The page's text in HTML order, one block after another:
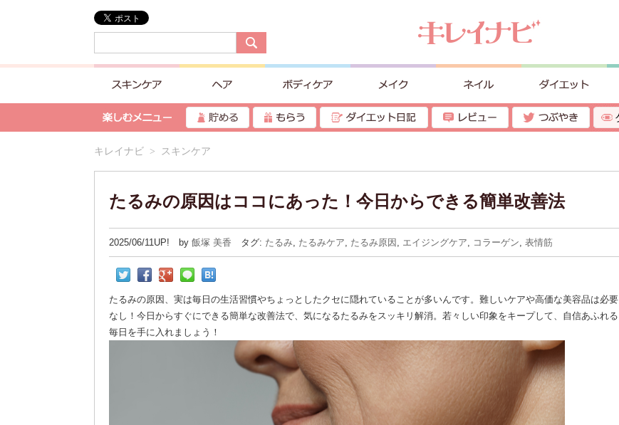
キレイナビ > スキンケア
たるみの原因はココにあった！今日からできる簡単改善法
2025/06/11UP! by 飯塚 美香 タグ: たるみ, たるみケア, たるみ原因 , エイジングケア, コラーゲン, 表情筋
たるみの原因、実は毎日の生活習慣やちょっとしたクセに隠れていることが多いんです。難しいケアや高価な美容品は必要
なし！今日からすぐにできる簡単な改善法で、気になるたるみをスッキリ解消。若々しい印象をキープして、自信あふれる
毎日を手に入れましょう！